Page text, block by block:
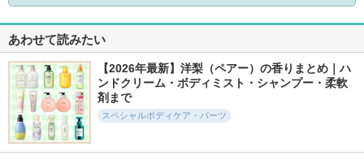
あわせて読みたい
【2026年最新】洋梨（ペアー）の香りまとめ｜ハ
ンドクリーム・ボディミスト・シャンプー・柔軟
剤まで
スペシャルボディケア・パーツ